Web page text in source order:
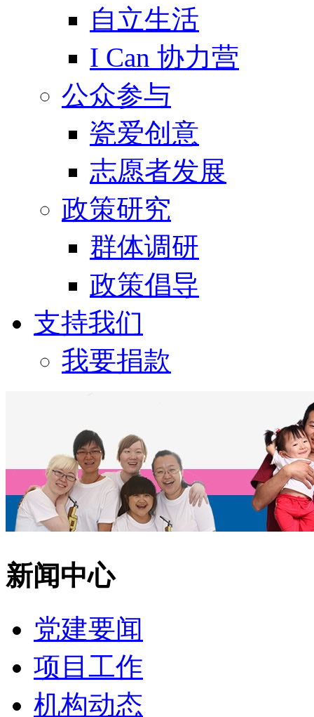
自立生活
I Can 协力营
公众参与
瓷爱创意
志愿者发展
政策研究
群体调研
政策倡导
支持我们
我要捐款
新闻中心
党建要闻
项目工作
机构动态